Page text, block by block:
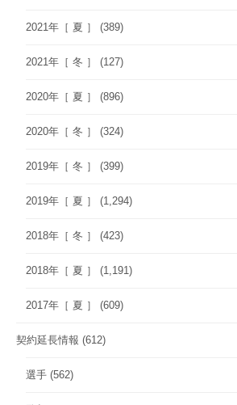
2021年［ 夏 ］ (389)
2021年［ 冬 ］ (127)
2020年［ 夏 ］ (896)
2020年［ 冬 ］ (324)
2019年［ 冬 ］ (399)
2019年［ 夏 ］ (1,294)
2018年［ 冬 ］ (423)
2018年［ 夏 ］ (1,191)
2017年［ 夏 ］ (609)
契約延長情報 (612)
選手 (562)